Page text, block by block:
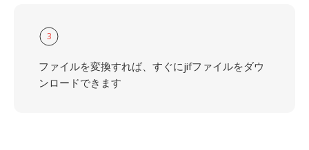
3
ファイルを変換すれば、すぐにjifファイルをダウ
ンロードできます